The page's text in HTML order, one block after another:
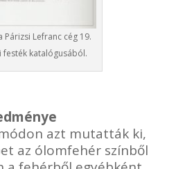
Párizsi Lefranc cég 19.
festék katalógusából.
azt mutatták ki,
az ólomfehér színből